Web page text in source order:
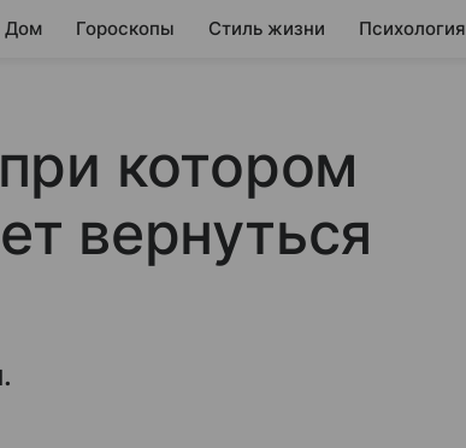
Дом Гороскопы Стиль жизни Психология
котором
вернуться